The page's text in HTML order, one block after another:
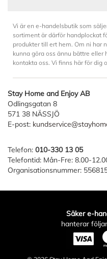
Vi är en e-handelsbutik som
sortiment är därför handplockat
produkter till ert hem. Om ni har
kunna göra oss ännu bättre
kontakta oss. Vi finns här för dig
Stay Home and Enjoy AB
Odlingsgatan 8
571 38 NÄSSJÖ
E-post:
Telefon: 010-330 13 05
Telefontid: Mån-Fre: 8.00-
Organisationsnummer:
Säker e-
hanterar